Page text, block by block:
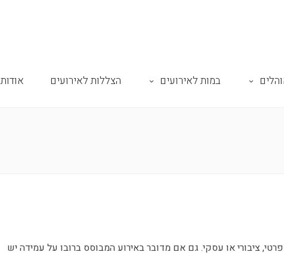
במות לאירועים הצללות לאירועים אודות
ציבורי או עסקי. גם אם מדובר באירוע המבוסס ברובו על עמידה יש